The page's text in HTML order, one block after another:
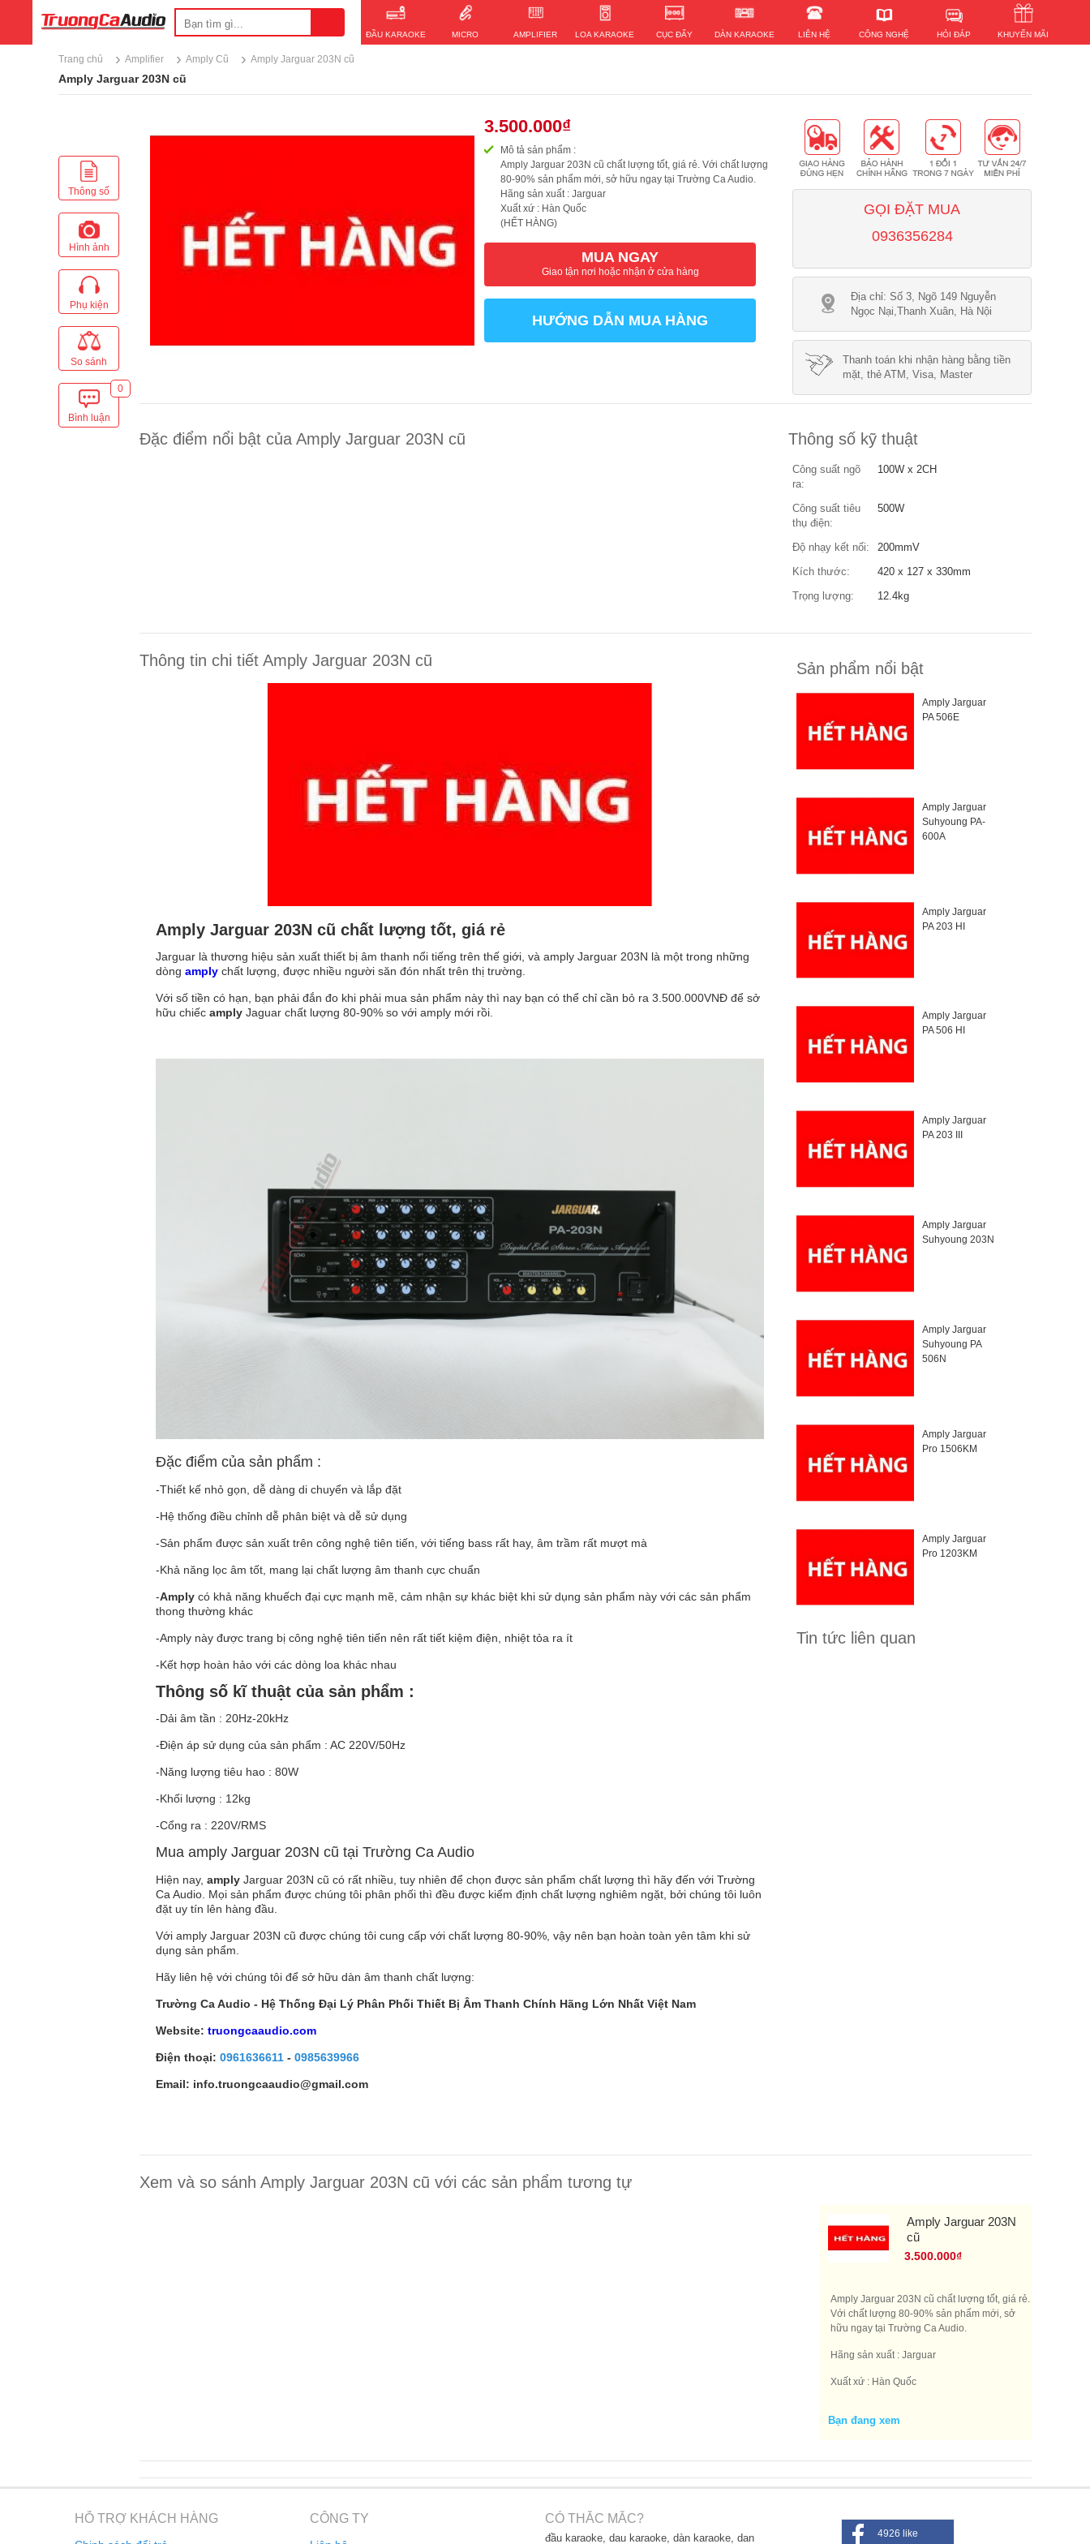
ĐẦU KARAOKE MICRO AMPLIFIER LOA KARAOKE CỤC ĐẨY DÀN KARAOKE LIÊN HỆ CÔNG NGHỆ HỎI ĐÁP KHUYẾN MÃI
Trang chủ › Amplifier › Amply Cũ › Amply Jarguar 203N cũ
Amply Jarguar 203N cũ
Thông số
Hình ảnh
Phụ kiện
So sánh
Bình luận
0
3.500.000₫
Mô tả sản phẩm :
Amply Jarguar 203N cũ chất lượng tốt, giá rẻ. Với chất lượng
80-90% sản phẩm mới, sở hữu ngay tại Trường Ca Audio.
Hãng sản xuất : Jarguar
Xuất xứ : Hàn Quốc
(HẾT HÀNG)
MUA NGAY
Giao tận nơi hoặc nhận ở cửa hàng
HƯỚNG DẪN MUA HÀNG
GỌI ĐẶT MUA
0936356284
Địa chỉ: Số 3, Ngõ 149 Nguyễn
Ngọc Nại,Thanh Xuân, Hà Nội
Thanh toán khi nhận hàng bằng tiền
mặt, thẻ ATM, Visa, Master
Đặc điểm nổi bật của Amply Jarguar 203N cũ Thông số kỹ thuật
Công suất ngõ
ra:
100W x 2CH
Công suất tiêu
thụ điện:
500W
Độ nhạy kết nối:
200mmV
Kích thước:
420 x 127 x 330mm
Trọng lượng:
12.4kg
Thông tin chi tiết Amply Jarguar 203N cũ
Amply Jarguar 203N cũ chất lượng tốt, giá rẻ
Jarguar là thương hiệu sản xuất thiết bị âm thanh nổi tiếng trên thế giới, và amply Jarguar 203N là một trong những
dòng amply chất lượng, được nhiều người săn đón nhất trên thị trường.
Với số tiền có hạn, bạn phải đắn đo khi phải mua sản phẩm này thì nay bạn có thể chỉ cần bỏ ra 3.500.000VNĐ để sở
hữu chiếc amply Jaguar chất lượng 80-90% so với amply mới rồi.
Đặc điểm của sản phẩm :
-Thiết kế nhỏ gọn, dễ dàng di chuyển và lắp đặt
-Hệ thống điều chỉnh dễ phân biệt và dễ sử dụng
-Sản phẩm được sản xuất trên công nghệ tiên tiến, với tiếng bass rất hay, âm trầm rất mượt mà
-Khả năng lọc âm tốt, mang lại chất lượng âm thanh cực chuẩn
-Amply có khả năng khuếch đại cực mạnh mẽ, cảm nhận sự khác biệt khi sử dụng sản phẩm này với các sản phẩm
thong thường khác
-Amply này được trang bị công nghệ tiên tiến nên rất tiết kiệm điện, nhiệt tỏa ra ít
-Kết hợp hoàn hảo với các dòng loa khác nhau
Thông số kĩ thuật của sản phẩm :
-Dải âm tần : 20Hz-20kHz
-Điện áp sử dụng của sản phẩm : AC 220V/50Hz
-Năng lượng tiêu hao : 80W
-Khối lượng : 12kg
-Cổng ra : 220V/RMS
Mua amply Jarguar 203N cũ tại Trường Ca Audio
Hiện nay, amply Jarguar 203N cũ có rất nhiều, tuy nhiên để chọn được sản phẩm chất lượng thì hãy đến với Trường
Ca Audio. Mọi sản phẩm được chúng tôi phân phối thì đều được kiểm định chất lượng nghiêm ngặt, bởi chúng tôi luôn
đặt uy tín lên hàng đầu.
Với amply Jarguar 203N cũ được chúng tôi cung cấp với chất lượng 80-90%, vậy nên bạn hoàn toàn yên tâm khi sử
dụng sản phẩm.
Hãy liên hệ với chúng tôi để sở hữu dàn âm thanh chất lượng:
Trường Ca Audio - Hệ Thống Đại Lý Phân Phối Thiết Bị Âm Thanh Chính Hãng Lớn Nhất Việt Nam
Website: truongcaaudio.com
Điện thoại: 0961636611 - 0985639966
Email: info.truongcaaudio@gmail.com
Sản phẩm nổi bật
Amply Jarguar
PA 506E
Amply Jarguar
Suhyoung PA-
600A
Amply Jarguar
PA 203 HI
Amply Jarguar
PA 506 HI
Amply Jarguar
PA 203 III
Amply Jarguar
Suhyoung 203N
Amply Jarguar
Suhyoung PA
506N
Amply Jarguar
Pro 1506KM
Amply Jarguar
Pro 1203KM
Tin tức liên quan
Xem và so sánh Amply Jarguar 203N cũ với các sản phẩm tương tự
Amply Jarguar 203N
cũ
3.500.000₫
Amply Jarguar 203N cũ chất lượng tốt, giá rẻ.
Với chất lượng 80-90% sản phẩm mới, sở
hữu ngay tại Trường Ca Audio.
Hãng sản xuất : Jarguar
Xuất xứ : Hàn Quốc
Bạn đang xem
HỖ TRỢ KHÁCH HÀNG CÔNG TY CÓ THẮC MẮC?
đầu karaoke, dau karaoke, dàn karaoke, dan 4926 like